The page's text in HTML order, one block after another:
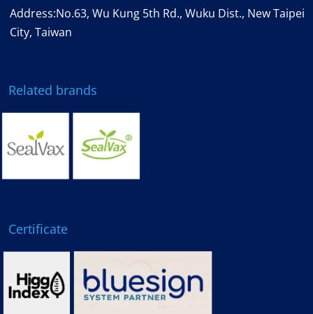
Address:No.63, Wu Kung 5th Rd., Wuku Dist., New Taipei
City, Taiwan
Related brands
Certificate